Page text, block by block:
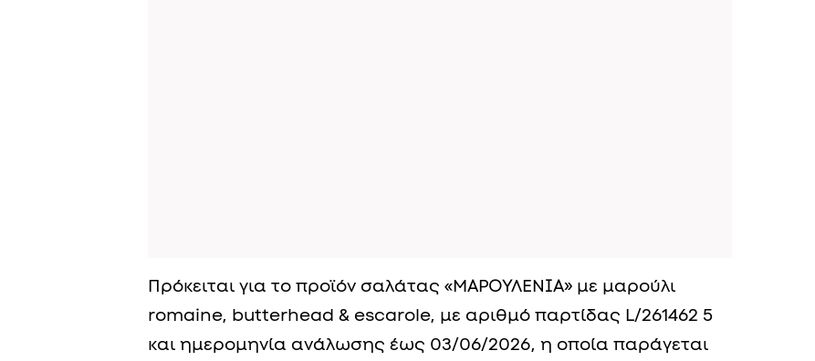
Πρόκειται για το προϊόν σαλάτας «ΜΑΡΟΥΛΕΝΙΑ» με μαρούλι
romaine, butterhead & escarole, με αριθμό παρτίδας L/261462 5
και ημερομηνία ανάλωσης έως 03/06/2026, η οποία παράγεται